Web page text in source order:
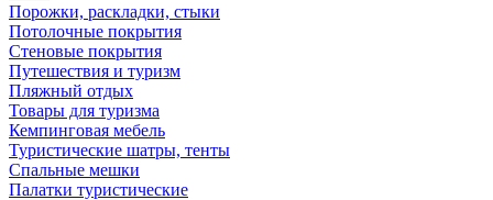
Порожки, раскладки, стыки
Потолочные покрытия
Стеновые покрытия
Путешествия и туризм
Пляжный отдых
Товары для туризма
Кемпинговая мебель
Туристические шатры, тенты
Спальные мешки
Палатки туристические